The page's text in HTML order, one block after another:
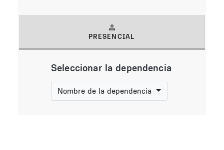
PRESENCIAL
Seleccionar la dependencia
Nombre de la dependencia